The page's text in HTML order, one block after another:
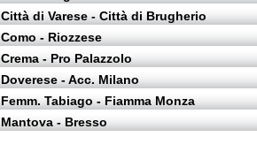
Città di Varese - Città di Brugherio
Como - Riozzese
Crema - Pro Palazzolo
Doverese - Acc. Milano
Femm. Tabiago - Fiamma Monza
Mantova - Bresso